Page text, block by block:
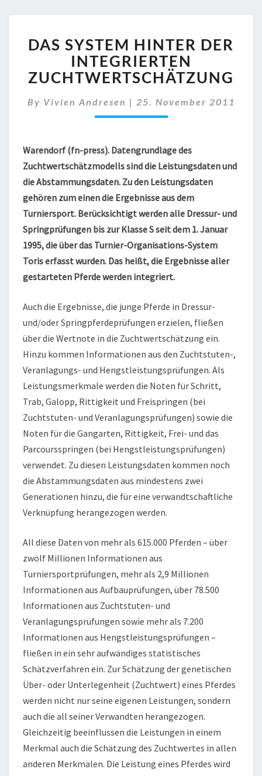
SYSTEM
HINTER
DER
INTEGRIERTEN
DAS SYSTEM HINTER DER
INTEGRIERTEN
ZUCHTWERTSCHÄTZUNG
By Vivien Andresen | 25. November 2011
Warendorf (fn-press). Datengrundlage des
Zuchtwertschätzmodells sind die Leistungsdaten und
die Abstammungsdaten. Zu den Leistungsdaten
gehören zum einen die Ergebnisse aus dem
Turniersport. Berücksichtigt werden alle Dressur- und
Springprüfungen bis zur Klasse S seit dem 1. Januar
1995, die über das Turnier-Organisations-System
Toris erfasst wurden. Das heißt, die Ergebnisse aller
gestarteten Pferde werden integriert.
Auch die Ergebnisse, die junge Pferde in Dressur-
und/oder Springpferdeprüfungen erzielen, fließen
über die Wertnote in die Zuchtwertschätzung ein.
Hinzu kommen Informationen aus den Zuchtstuten-,
Veranlagungs- und Hengstleistungsprüfungen. Als
Leistungsmerkmale werden die Noten für Schritt,
Trab, Galopp, Rittigkeit und Freispringen (bei
Zuchtstuten- und Veranlagungsprüfungen) sowie die
Noten für die Gangarten, Rittigkeit, Frei- und das
Parcoursspringen (bei Hengstleistungsprüfungen)
verwendet. Zu diesen Leistungsdaten kommen noch
die Abstammungsdaten aus mindestens zwei
Generationen hinzu, die für eine verwandtschaftliche
Verknüpfung herangezogen werden.
All diese Daten von mehr als 615.000 Pferden – über
zwölf Millionen Informationen aus
Turniersportprüfungen, mehr als 2,9 Millionen
Informationen aus Aufbauprüfungen, über 78.500
Informationen aus Zuchtstuten- und
Veranlagungsprüfungen sowie mehr als 7.200
Informationen aus Hengstleistungsprüfungen –
fließen in ein sehr aufwändiges statistisches
Schätzverfahren ein. Zur Schätzung der genetischen
Über- oder Unterlegenheit (Zuchtwert) eines Pferdes
werden nicht nur seine eigenen Leistungen, sondern
auch die all seiner Verwandten herangezogen.
Gleichzeitig beeinflussen die Leistungen in einem
Merkmal auch die Schätzung des Zuchtwertes in allen
anderen Merkmalen. Die Leistung eines Pferdes wird